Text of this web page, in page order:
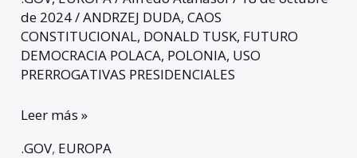
de 2024/ANDRZEJ DUDA,CAOS
CONSTITUCIONAL, DONALD TUSK, FUTURO
DEMOCRACIA POLACA, POLONIA, USO
PRERROGATIVAS PRESIDENCIALES
Leer más »
.GOV, EUROPA